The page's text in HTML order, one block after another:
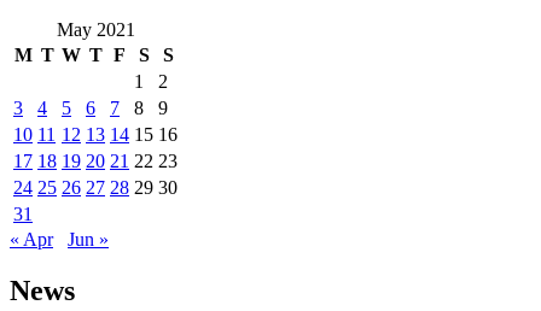
May 2021
M T W T F S
S
1
2
3
4 5 6 7 8
9
10 11 12 13 14 15 16
17 18 19 20 21 22 23
24 25 26 27 28 29 30
31
« Apr
Jun »
News